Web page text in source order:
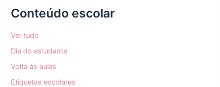
Conteúdo escolar
Ver tudo
Dia do estudante
Volta ás aulas
Etiquetas escolares